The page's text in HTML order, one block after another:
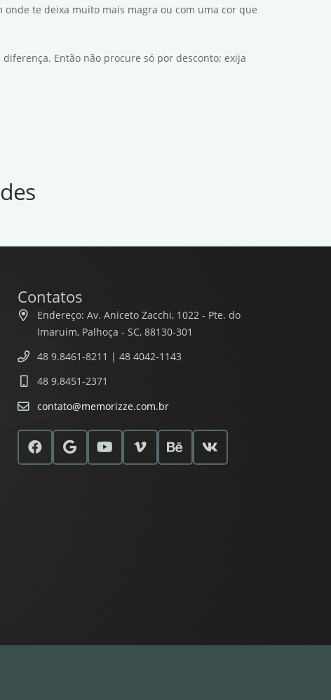
te deixa muito mais magra ou com uma cor que
Então não procure só por desconto; exija
Contatos
Endereço: Av. Aniceto Zacchi, 1022 - Pte. do
Imaruim, Palhoça - SC, 88130-301
48 9.8461-8211 | 48 4042-1143
48 9.8451-2371
contato@memorizze.com.br